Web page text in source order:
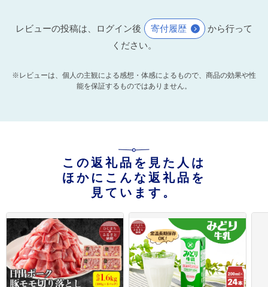
レビューの投稿は、ログイン後 寄付履歴
から行って
ください。
※レビューは、個人の主観による感想・体感によるもので、商品の効果や性
能を保証するものではありません。
この返礼品を見た人は
ほかにこんな返礼品を
見ています。